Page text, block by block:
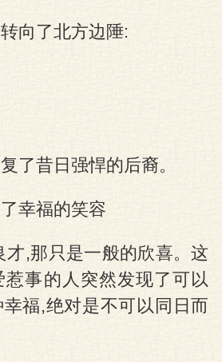
向了北方边陲:
了昔日强悍的后裔。
幸福的笑容
才,那只是一般的欣喜。这
事的人突然发现了可以
福,绝对是不可以同日而